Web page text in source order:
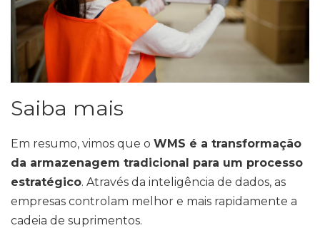
Saiba mais
Em resumo, vimos que o WMS é a transformação
da armazenagem tradicional para um processo
estratégico. Através da inteligência de dados, as
empresas controlam melhor e mais rapidamente a
cadeia de suprimentos.